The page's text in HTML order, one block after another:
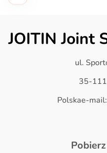
JOITIN Joint
ul.
35-111
Polskae-